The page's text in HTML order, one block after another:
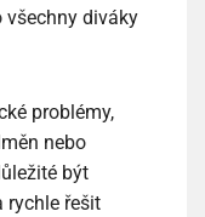
všechny diváky
problémy,
nebo
být
rychle řešit